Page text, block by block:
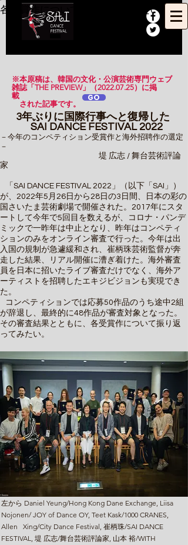
各受賞作について振り返ってみたい。
​※本原稿は、韓国の文化・公演芸術専門ウェブ
雑誌「THE PREVIEW」（2022.07.25）に掲
載
​ された記事です。
GO
3年ぶりに国際行事へと復帰した
SAI DANCE FESTIVAL 2022
－今年のコンペティション受賞作と海外招聘作の選定
－
堤 広志 / 舞台芸術評論
家
「SAI DANCE FESTIVAL 2022」（以下「SAI」）
が、2022年5月26日から28日の3日間、日本の彩の
国さいたま芸術劇場で開催された。2017年にスタ
ートして今年で5回目を数えるが、コロナ・パンデ
ミックで一昨年は中止となり、昨年はコンペティ
ションのみをオンライン審査で行った。今年は出
入国の規制が急遽緩和され、崔柄珠芸術監督が奔
走した結果、リアル開催に漕ぎ着けた。海外審査
員を日本に招いたライブ審査だけでなく、海外ア
ーティストを招聘したエキジビジョンも実現でき
た。
コンペティションでは応募50作品のうち途中2組
が辞退し、最終的に48作品が審査対象となった。
その審査結果とともに、各受賞作について振り返
ってみたい。
左から Daniel Yeung/Hong Kong Dane Exchange, Liisa
Nojonen/ JOY of Dance OY, Teet Kask/1000 CRANES,
Allen Xing/City Dance Festival, 崔柄珠/SAI DANCE
FESTIVAL, 堤 広志/舞台芸術評論家, 山本 裕/WITH